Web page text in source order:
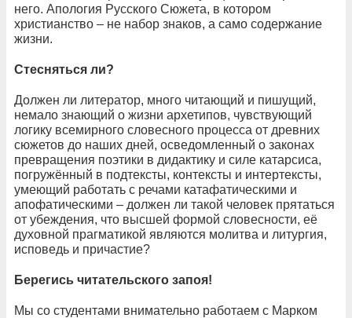
него. Апология Русского Сюжета, в котором
христианство – не набор знаков, а само содержание
жизни.
Стесняться ли?
Должен ли литератор, много читающий и пишущий,
немало знающий о жизни архетипов, чувствующий
логику всемирного словесного процесса от древних
сюжетов до наших дней, осведомленный о законах
превращения поэтики в дидактику и силе катарсиса,
погружённый в подтексты, контексты и интертексты,
умеющий работать с речами катафатическими и
апофатическими – должен ли такой человек прятаться
от убеждения, что высшей формой словесности, её
духовной прагматикой являются молитва и литургия,
исповедь и причастие?
Берегись читательского запоя!
Мы со студентами внимательно работаем с Марком